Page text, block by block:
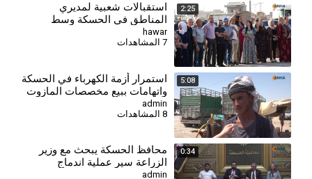
2:25
استقبالات شعبية لمديري
المناطق في الحسكة وسط
تأكيدات على خدمة المواطنين
وتعزيز التعايش
hawar
7 المشاهدات
5:08
⁣استمرار أزمة الكهرباء في الحسكة
واتهامات ببيع مخصصات المازوت
المدعوم
admin
8 المشاهدات
0:34
محافظ الحسكة يبحث مع وزير
الزراعة سير عملية اندماج
المؤسسات الزراعية
admin